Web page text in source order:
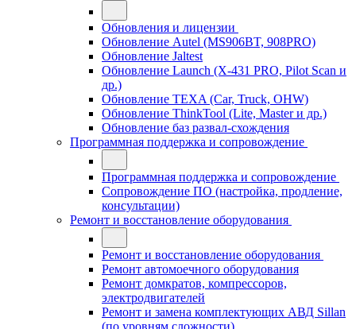
Обновления и лицензии
Обновление Autel (MS906BT, 908PRO)
Обновление Jaltest
Обновление Launch (X-431 PRO, Pilot Scan и
др.)
Обновление TEXA (Car, Truck, OHW)
Обновление ThinkTool (Lite, Master и др.)
Обновление баз развал-схождения
Программная поддержка и сопровождение
Программная поддержка и сопровождение
Сопровождение ПО (настройка, продление,
консультации)
Ремонт и восстановление оборудования
Ремонт и восстановление оборудования
Ремонт автомоечного оборудования
Ремонт домкратов, компрессоров,
электродвигателей
Ремонт и замена комплектующих АВД Sillan
(по уровням сложности)